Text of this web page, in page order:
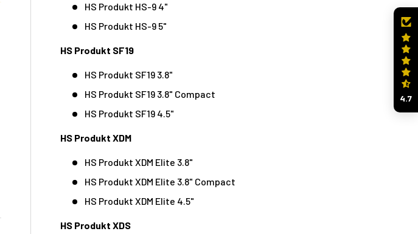
HS Produkt HS-9 4"
HS Produkt HS-9 5"
HS Produkt SF19
HS Produkt SF19 3.8"
HS Produkt SF19 3.8" Compact
HS Produkt SF19 4.5"
HS Produkt XDM
HS Produkt XDM Elite 3.8"
HS Produkt XDM Elite 3.8" Compact
HS Produkt XDM Elite 4.5"
HS Produkt XDS
4.7